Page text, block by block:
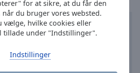
for at sikre, at du får den
når du bruger vores websted.
vælge, hvilke cookies eller
tillade under "Indstillinger".
Indstillinger